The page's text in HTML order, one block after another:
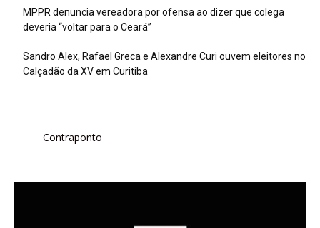
MPPR denuncia vereadora por ofensa ao dizer que colega
deveria “voltar para o Ceará”
Sandro Alex, Rafael Greca e Alexandre Curi ouvem eleitores no
Calçadão da XV em Curitiba
Contraponto